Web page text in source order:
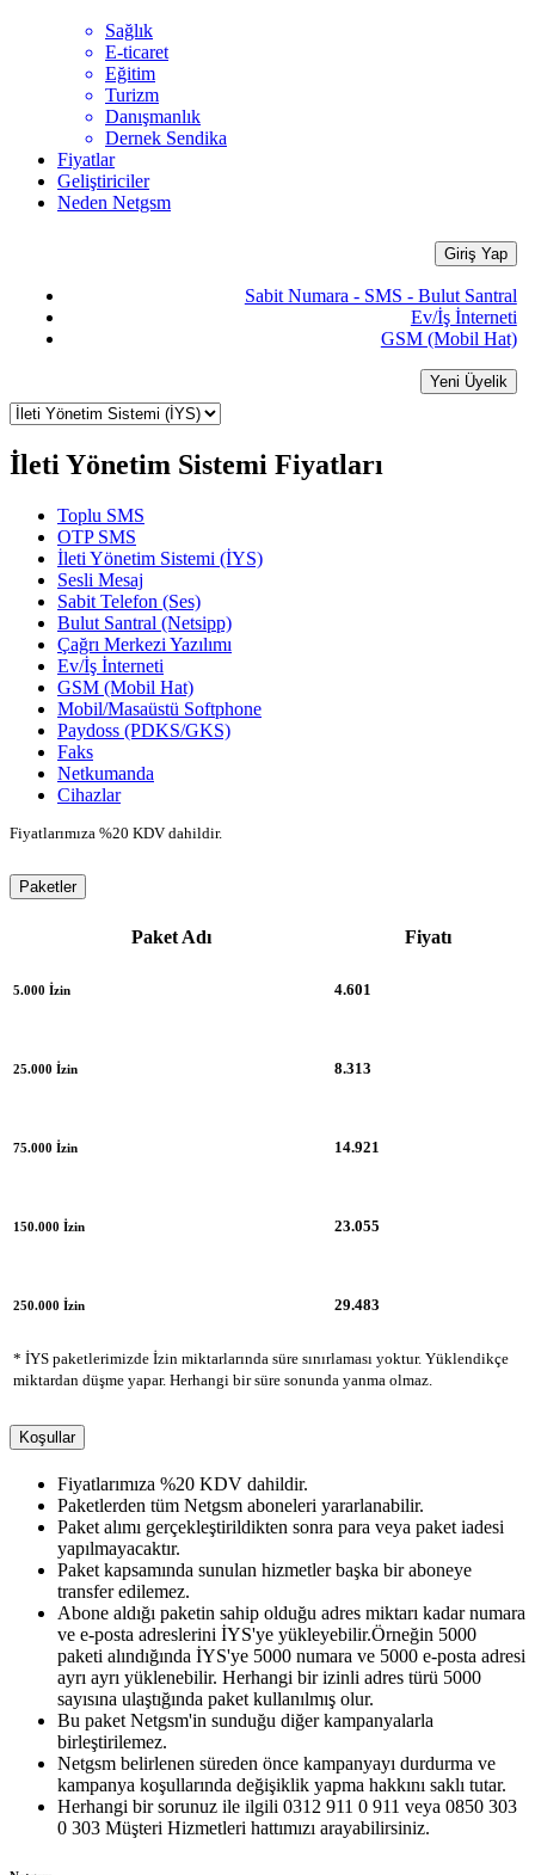
Sağlık
E-ticaret
Eğitim
Turizm
Danışmanlık
Dernek Sendika
Fiyatlar
Geliştiriciler
Neden Netgsm
Giriş Yap
Sabit Numara - SMS - Bulut Santral
Ev/İş İnterneti
GSM (Mobil Hat)
Yeni Üyelik
İleti Yönetim Sistemi Fiyatları
Toplu SMS
OTP SMS
İleti Yönetim Sistemi (İYS)
Sesli Mesaj
Sabit Telefon (Ses)
Bulut Santral (Netsipp)
Çağrı Merkezi Yazılımı
Ev/İş İnterneti
GSM (Mobil Hat)
Mobil/Masaüstü Softphone
Paydoss (PDKS/GKS)
Faks
Netkumanda
Cihazlar
Fiyatlarımıza %20 KDV dahildir.
Paketler
Paket Adı Fiyatı
5.000 İzin 4.601
25.000 İzin 8.313
75.000 İzin 14.921
150.000 İzin 23.055
250.000 İzin 29.483
* İYS paketlerimizde İzin miktarlarında süre sınırlaması yoktur. Yüklendikçe
miktardan düşme yapar. Herhangi bir süre sonunda yanma olmaz.
Koşullar
Fiyatlarımıza %20 KDV dahildir.
Paketlerden tüm Netgsm aboneleri yararlanabilir.
Paket alımı gerçekleştirildikten sonra para veya paket iadesi
yapılmayacaktır.
Paket kapsamında sunulan hizmetler başka bir aboneye
transfer edilemez.
Abone aldığı paketin sahip olduğu adres miktarı kadar numara
ve e-posta adreslerini İYS'ye yükleyebilir.Örneğin 5000
paketi alındığında İYS'ye 5000 numara ve 5000 e-posta adresi
ayrı ayrı yüklenebilir. Herhangi bir izinli adres türü 5000
sayısına ulaştığında paket kullanılmış olur.
Bu paket Netgsm'in sunduğu diğer kampanyalarla
birleştirilemez.
Netgsm belirlenen süreden önce kampanyayı durdurma ve
kampanya koşullarında değişiklik yapma hakkını saklı tutar.
Herhangi bir sorunuz ile ilgili 0312 911 0 911 veya 0850 303
0 303 Müşteri Hizmetleri hattımızı arayabilirsiniz.